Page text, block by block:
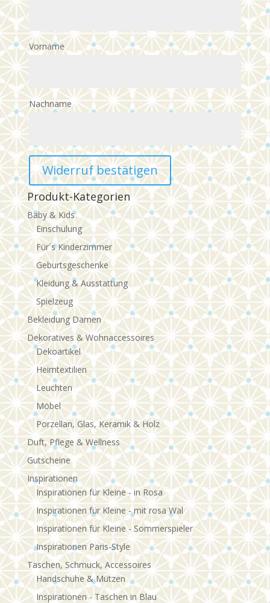
E-
(wiederholen)
Vorname
Nachname
Widerruf bestätigen
Produkt-Kategorien
Baby & Kids
Einschulung
Für´s Kinderzimmer
Geburtsgeschenke
Kleidung & Ausstattung
Spielzeug
Bekleidung Damen
Dekoratives & Wohnaccessoires
Dekoartikel
Heimtextilien
Leuchten
Möbel
Porzellan, Glas, Keramik & Holz
Duft, Pflege & Wellness
Gutscheine
Inspirationen
Inspirationen für Kleine - in Rosa
Inspirationen für Kleine - mit rosa Wal
Inspirationen für Kleine - Sommerspieler
Inspirationen Paris-Style
Taschen, Schmuck, Accessoires
Handschuhe & Mützen
Inspirationen - Taschen in Blau